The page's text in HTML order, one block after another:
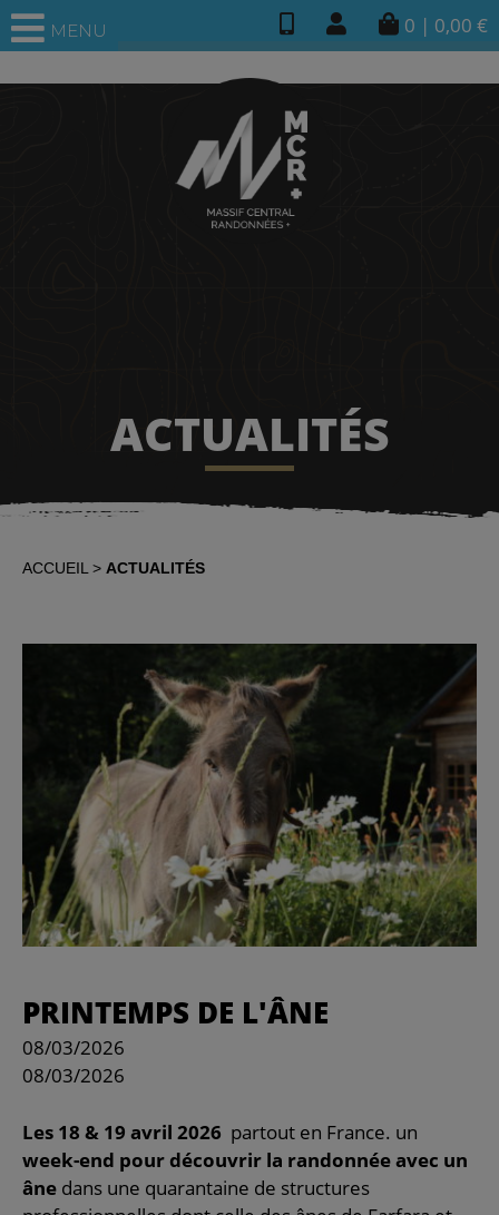
ACTUALITÉS
ACCUEIL ACTUALITÉS
PRINTEMPS DE L'ÂNE
08/03/2026
08/03/2026
Les 18 & 19 avril 2026 partout en France. un
week-end pour découvrir la randonnée avec un
âne dans une quarantaine de structures
MENU 0 | 0,00 €